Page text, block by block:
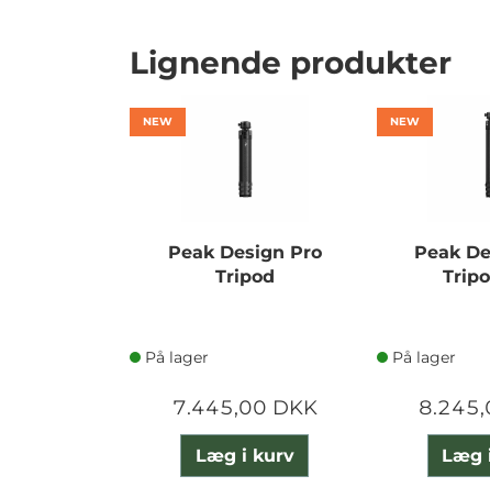
Lignende produkter
NEW
Peak Design Pro
Tripod
På lager
7.445,00 DKK
Læg i kurv
NEW
Peak
På lager
Læg